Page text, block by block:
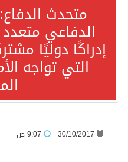
متحدث
الدفاعي
إدراكًا دوليًا
التي تواجه
30/10/2017